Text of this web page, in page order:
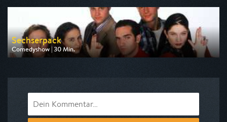
am 14.08.2026, 20:15
Sechserpack
Comedyshow | 30 Min.
Ausgestrahlt von Sport 1